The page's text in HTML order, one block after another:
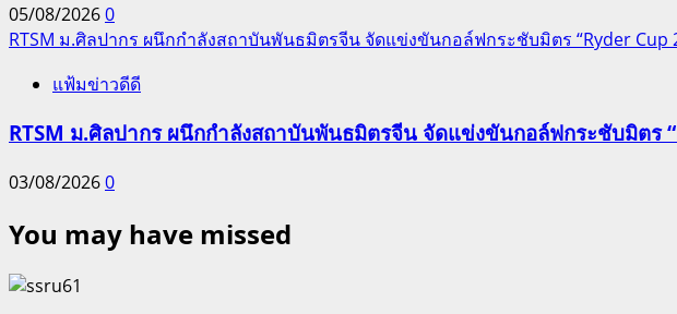
05/08/20260
RTSM ม.ศิลปากร ผนึกกำลังสถาบันพันธมิตรจีน จัดแข่งขันกอล์ฟกระชับมิตร “Ryder Cup
แฟ้มข่าวดีดี
RTSM ม.ศิลปากร ผนึกกำลังสถาบันพันธมิตรจีน จัดแข่งขันกอล์ฟกระชับมิตร
03/08/20260
You may have missed